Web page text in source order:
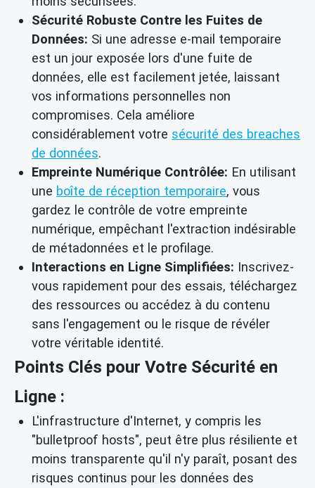
Sécurité Robuste Contre les Fuites de
Données: Si une adresse e-mail temporaire
est un jour exposée lors d'une fuite de
données, elle est facilement jetée, laissant
vos informations personnelles non
compromises. Cela améliore
considérablement votre sécurité des breaches
de données.
Empreinte Numérique Contrôlée: En utilisant
une boîte de réception temporaire, vous
gardez le contrôle de votre empreinte
numérique, empêchant l'extraction indésirable
de métadonnées et le profilage.
Interactions en Ligne Simplifiées: Inscrivez-
vous rapidement pour des essais, téléchargez
des ressources ou accédez à du contenu
sans l'engagement ou le risque de révéler
votre véritable identité.
Points Clés pour Votre Sécurité en
Ligne :
L'infrastructure d'Internet, y compris les
"bulletproof hosts", peut être plus résiliente et
moins transparente qu'il n'y paraît, posant des
risques continus pour les données des